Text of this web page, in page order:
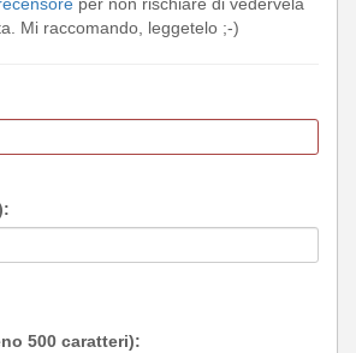
per non rischiare di vedervela
Mi raccomando, leggetelo ;-)
500 caratteri):